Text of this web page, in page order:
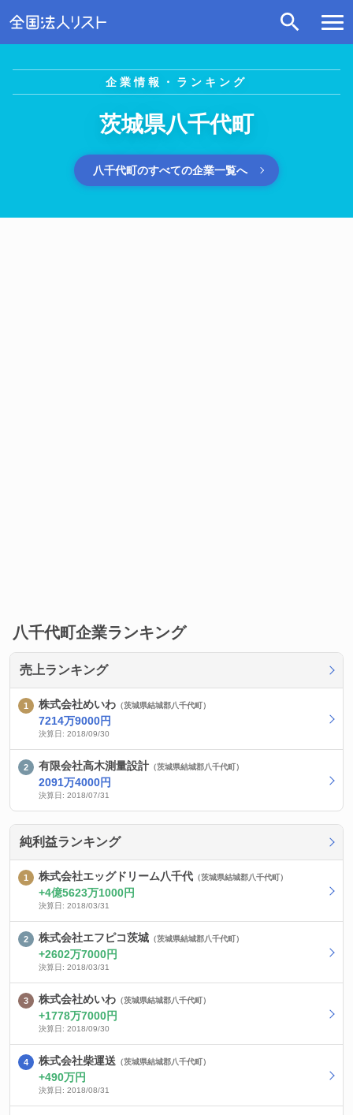
企業情報・ランキング
茨城県八千代町
八千代町のすべての企業一覧へ
八千代町企業ランキング
売上ランキング
株式会社めいわ （茨城県結城郡八千代町）
7214万9000円
決算日: 2018/09/30
有限会社高木測量設計 （茨城県結城郡八千代町）
2091万4000円
決算日: 2018/07/31
純利益ランキング
株式会社エッグドリーム八千代 （茨城県結城郡八千代町）
4億5623万1000円
決算日: 2018/03/31
株式会社エフピコ茨城 （茨城県結城郡八千代町）
2602万7000円
決算日: 2018/03/31
株式会社めいわ （茨城県結城郡八千代町）
1778万7000円
決算日: 2018/09/30
株式会社柴運送 （茨城県結城郡八千代町）
490万円
決算日: 2018/08/31